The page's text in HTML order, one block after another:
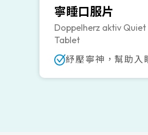
寧睡口服片
Doppelherz aktiv
Tablet
紓壓寧神，幫助入